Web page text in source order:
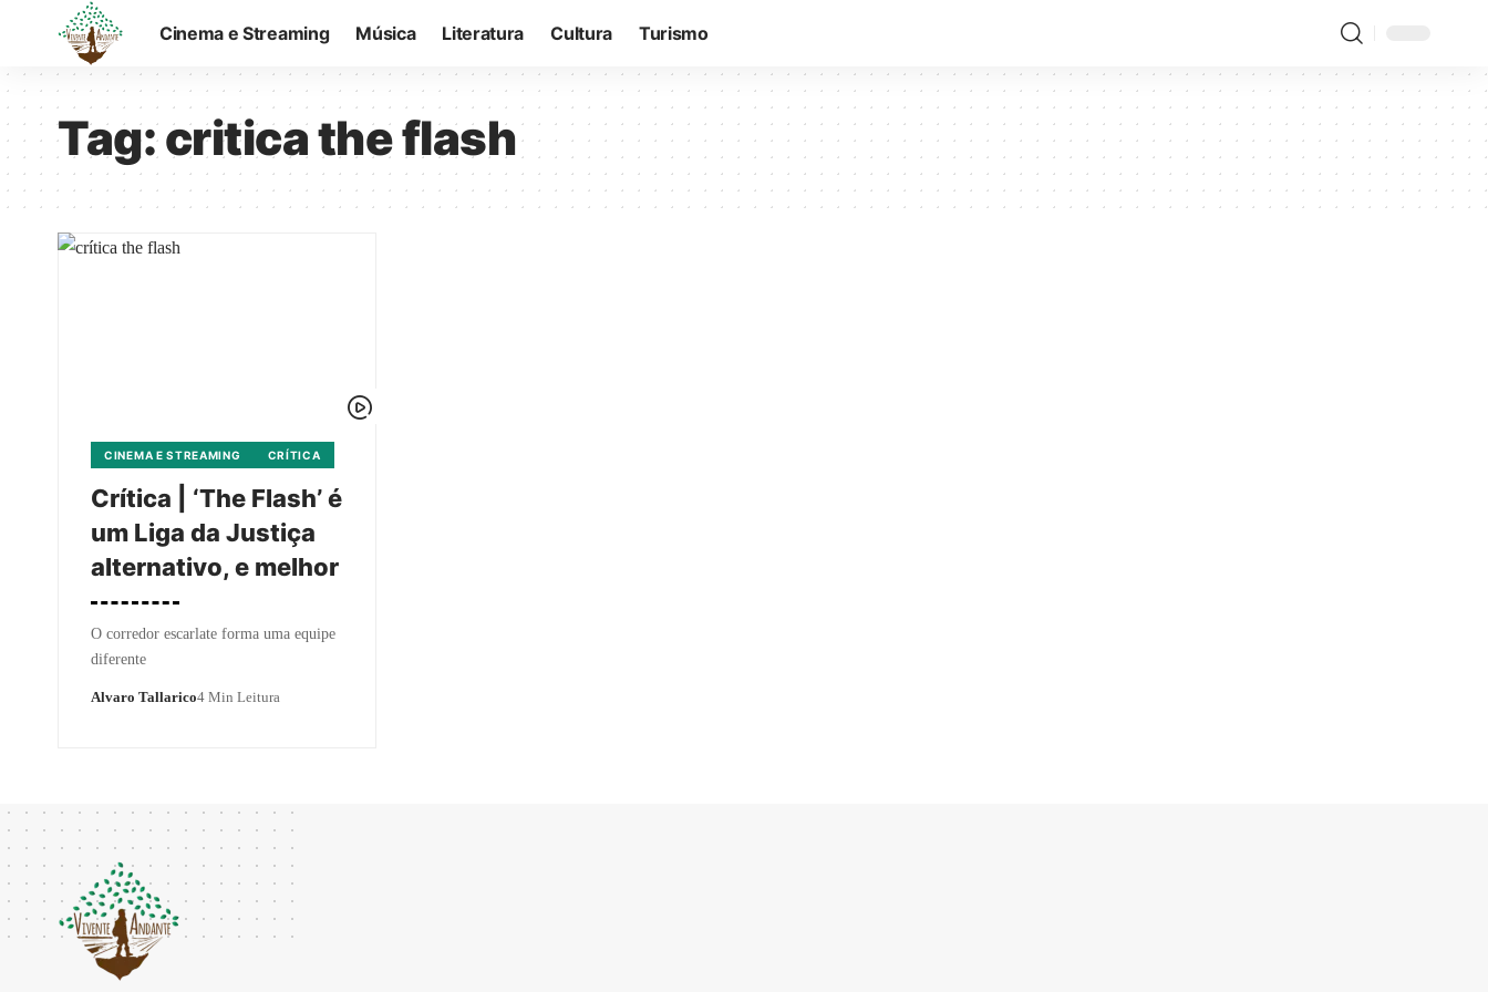
Cinema e Streaming Música Literatura Cultura Turismo
Tag:critica the flash
CINEMA E STREAMING CRÍTICA
Crítica | ‘The Flash’ é
um Liga da Justiça
alternativo, e melhor
O corredor escarlate forma uma equipe
diferente
Alvaro Tallarico4 Min Leitura